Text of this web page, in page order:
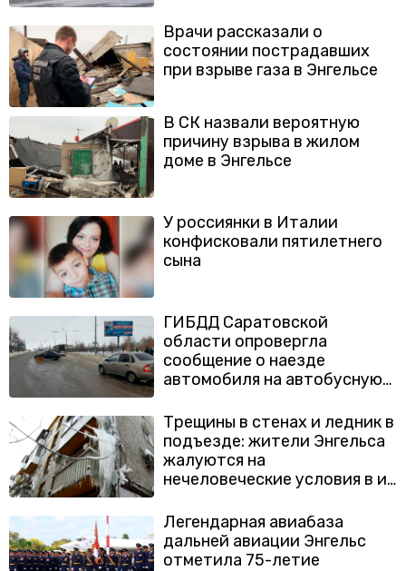
Врачи рассказали о
состоянии пострадавших
при взрыве газа в Энгельсе
В СК назвали вероятную
причину взрыва в жилом
доме в Энгельсе
У россиянки в Италии
конфисковали пятилетнего
сына
ГИБДД Саратовской
области опровергла
сообщение о наезде
автомобиля на автобусную
Трещины в стенах и ледник в
подъезде: жители Энгельса
жалуются на
нечеловеческие условия в их
Легендарная авиабаза
дальней авиации Энгельс
отметила 75-летие